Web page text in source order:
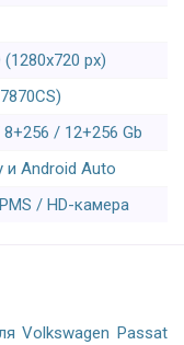
px)
/ 12+256 Gb
и Android Auto
/ HD-камера
Volkswagen Passat